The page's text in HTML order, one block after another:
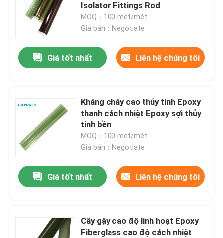
Isolator Fittings Rod
MOQ：100 mét/mét
Giá bán：Negotiate
Giá tốt nhất Liên hệ chúng tôi
Kháng cháy cao thủy tinh Epoxy
thanh cách nhiệt Epoxy sợi thủy
tinh bền
MOQ：100 mét/mét
Giá bán：Negotiate
Giá tốt nhất Liên hệ chúng tôi
Cây gậy cao độ linh hoạt Epoxy
Fiberglass cao độ cách nhiệt